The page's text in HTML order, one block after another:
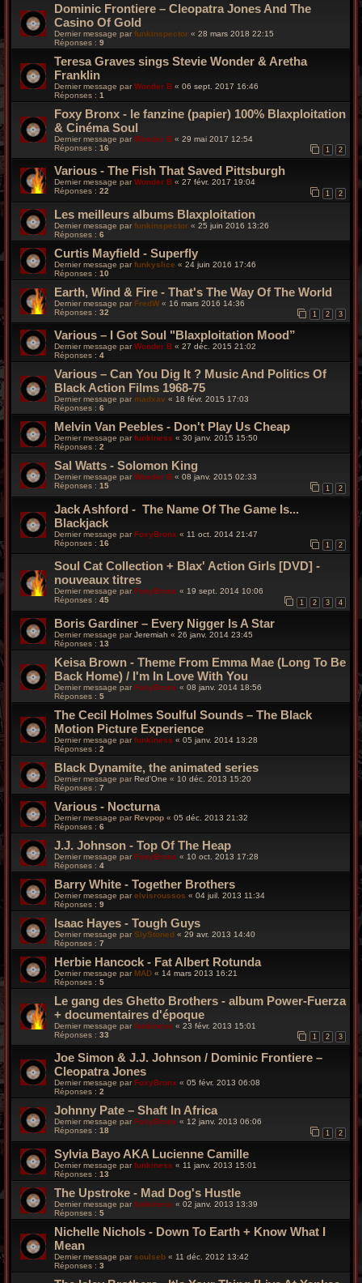
Dominic Frontiere – Cleopatra Jones And The
Casino Of Gold
Dernier message par funkinspector « 28 mars 2018 22:15
Réponses : 9
Teresa Graves sings Stevie Wonder & Aretha
Franklin
Dernier message par Wonder B « 06 sept. 2017 16:46
Réponses : 1
Foxy Bronx - le fanzine (papier) 100% Blaxploitation
& Cinéma Soul
Dernier message par Wonder B « 29 mai 2017 12:54
Réponses : 16 1 2
Various - The Fish That Saved Pittsburgh
Dernier message parWonder B « 27 févr. 2017 19:04
Réponses : 22 1 2
Les meilleurs albums Blaxploitation
Dernier message par funkinspector « 25 juin 2016 13:26
Réponses : 6
Curtis Mayfield - Superfly
Dernier message parfunkyslice « 24 juin 2016 17:46
Réponses : 10
Earth, Wind & Fire - That's The Way Of The World
Dernier message par FredW « 16 mars 2016 14:36
Réponses : 32 1 2 3
Various – I Got Soul "Blaxploitation Mood”
Dernier message parWonder B « 27 déc. 2015 21:02
Réponses : 4
Various – Can You Dig It ? Music And Politics Of
Black Action Films 1968-75
Dernier message par madxav « 18 févr. 2015 17:03
Réponses : 6
Melvin Van Peebles - Don't Play Us Cheap
Dernier message parfunkiness « 30 janv. 2015 15:50
Réponses : 2
Sal Watts - Solomon King
Dernier message par Wonder B « 08 janv. 2015 02:33
Réponses : 15 1 2
Jack Ashford - The Name Of The Game Is...
Blackjack
Dernier message par FoxyBronx « 11 oct. 2014 21:47
Réponses : 16 1 2
Soul Cat Collection + Blax' Action Girls [DVD] -
nouveaux titres
Dernier message par FoxyBronx « 19 sept. 2014 10:06
Réponses : 45 1 2 3 4
Boris Gardiner – Every Nigger Is A Star
Dernier message parJeremiah « 26 janv. 2014 23:45
Réponses : 13
Keisa Brown - Theme From Emma Mae (Long To Be
Back Home) / I'm In Love With You
Dernier message par FoxyBronx « 08 janv. 2014 18:56
Réponses : 5
The Cecil Holmes Soulful Sounds – The Black
Motion Picture Experience
Dernier message par funkiness « 05 janv. 2014 13:28
Réponses : 2
Black Dynamite, the animated series
Dernier message par Red'One « 10 déc. 2013 15:20
Réponses : 7
Various - Nocturna
Dernier message parRevpop « 05 déc. 2013 21:32
Réponses : 6
J.J. Johnson - Top Of The Heap
Dernier message par FoxyBronx « 10 oct. 2013 17:28
Réponses : 4
Barry White - Together Brothers
Dernier message parelvisroussos « 04 juil. 2013 11:34
Réponses : 9
Isaac Hayes - Tough Guys
Dernier message par SlyStoned « 29 avr. 2013 14:40
Réponses : 7
Herbie Hancock - Fat Albert Rotunda
Dernier message parMAD « 14 mars 2013 16:21
Réponses : 5
Le gang des Ghetto Brothers - album Power-Fuerza
+ documentaires d'époque
Dernier message par funkiness « 23 févr. 2013 15:01
Réponses : 33 1 2 3
Joe Simon & J.J. Johnson / Dominic Frontiere –
Cleopatra Jones
Dernier message par FoxyBronx « 05 févr. 2013 06:08
Réponses : 2
Johnny Pate ‎– Shaft In Africa
Dernier message par FoxyBronx « 12 janv. 2013 06:06
Réponses : 18 1 2
Sylvia Bayo AKA Lucienne Camille
Dernier message parfunkiness « 11 janv. 2013 15:01
Réponses : 13
The Upstroke - Mad Dog's Hustle
Dernier message par funkiness « 02 janv. 2013 13:39
Réponses : 5
Nichelle Nichols - Down To Earth + Know What I
Mean
Dernier message par soulseb « 11 déc. 2012 13:42
Réponses : 3